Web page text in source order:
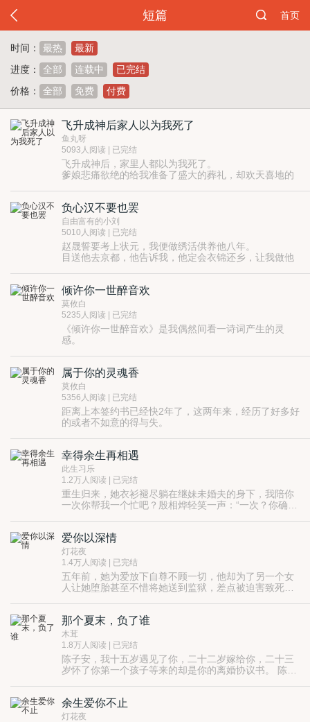
短篇 首页
时间： 最热
最新
进度：
全部 连载中
已完结
价格：
全部 免费 付费
飞升成神后家人以为我死了
鱼丸呀
5093人阅读 | 已完结
飞升成神后，家里人都以为我死了。
爹娘悲痛欲绝的给我准备了盛大的葬礼，却欢天喜地的
外。
于是我冷笑一声，在妹妹大婚那日。
将准备孝敬父母和妹妹的极品丹药喂给了路边的野狗。
机缘巧合下，那只野狗飞升成了神。
然后，他们都疯了。
负心汉不要也罢
自由富有的小刘
5010人阅读 | 已完结
赵晟誓要考上状元，我便做绣活供养他八年。
目送他去京都，他告诉我，他定会衣锦还乡，让我做他
公主的风流佳话。
我对他死心，却没想到赵晟找到我，说他与公主不过是
逢场作戏……
倾许你一世醉音欢
莫攸白
5235人阅读 | 已完结
《倾许你一世醉音欢》是我偶然间看一诗词产生的灵
感。
本书写的是短篇故事合集，比较零碎，觉得好看请收藏
你的书架，别催更哦~
属于你的灵魂香
莫攸白
5356人阅读 | 已完结
距离上本签约书已经快2年了，这两年来，经历了好多好
的或者不如意的得与失。
年少时期的我们，有着希冀红透的杏子，有着苍茫无垠
的星空，有着属于我们自己的星星。
但也有属于青年时期的我们，那时我们经历过世事的无
常，经历过绝望伤心，经历过开心快乐。
经历过有盔甲和蔷薇香的早晨，经历过无助却依旧有着
信念的黑夜。
经历过梦想不再嘹亮，经历过大梦一场的彷徨失措。
站起来，对，这就是从骨子里透出的倔强与不屈不挠。
无常人事，属于你的灵魂香是什么呢？
读者群：566531231
幸得余生再相遇
此生习乐
1.2万人阅读 | 已完结
重生归来，她衣衫褪尽躺在继妹未婚夫的身下，我陪你
一次你帮我一个忙吧？殷相烨轻笑一声：“一次？你确
呢？“殷相烨，你当我的依靠好不好？”“当然可以，不过
期限是一辈子，你要准备好，而且我这边都不是省油的
灯啊，你有信心吗？”殷相烨严肃的问。额，我可以收回
吗？
爱你以深情
灯花夜
1.4万人阅读 | 已完结
五年前，她为爱放下自尊不顾一切，他却为了另一个女
人让她堕胎甚至不惜将她送到监狱，差点被迫害致死。
安然，因为你，我开始有了心动的感觉。
那个夏末，负了谁
木茸
1.8万人阅读 | 已完结
陈子安，我十五岁遇见了你，二十二岁嫁给你，二十三
岁怀了你第一个孩子等来的却是你的离婚协议书。 陈子
永远也不会知道。
余生爱你不止
灯花夜